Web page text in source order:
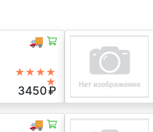
🚚
★★★★
★
3450₽
🚚